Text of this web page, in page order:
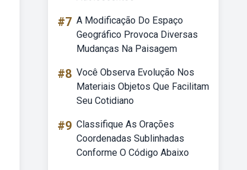
#7 A Modificação Do Espaço
Geográfico Provoca Diversas
Mudanças Na Paisagem
#8 Você Observa Evolução Nos
Materiais Objetos Que Facilitam
Seu Cotidiano
#9 Classifique As Orações
Coordenadas Sublinhadas
Conforme O Código Abaixo